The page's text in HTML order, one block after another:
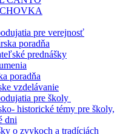
pre verejnosť
poradňa
prednášky
poradňa
vzdelávanie
pre školy
historické témy pre školy,
dni
o zvykoch a tradíciách